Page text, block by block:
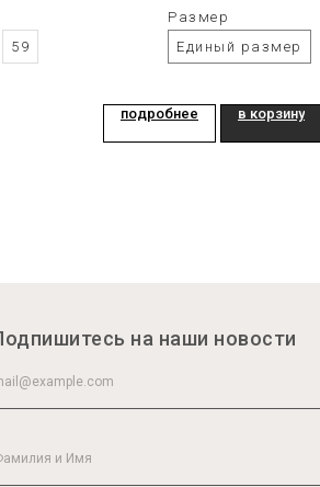
59
Размер
Единый размер
подробнее в корзину
на наши новости